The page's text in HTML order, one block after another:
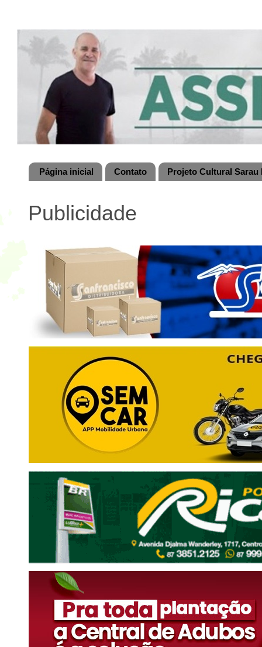
Página inicial Contato Projeto Cultural
Publicidade